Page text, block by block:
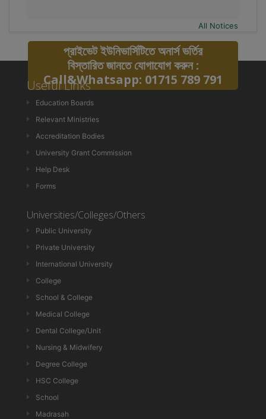
All Notices
প্রাইভেট ইউনিভার্সিটিতে অনার্স ভর্তির
বিস্তারিত জানতে যোগাযোগ করুন :
Call&Whatsapp: 01715 789 791
Useful Links
Education Boards
Relevant Ministries
Accreditation Bodies
University Grant Commission
Help Desk
Forms
Universities/Colleges/Others
Public University
Private University
International University
College
School & College
Medical College
Dental College/Unit
Nursing & Midwifery
Degree College
HSC College
School
Madrasah